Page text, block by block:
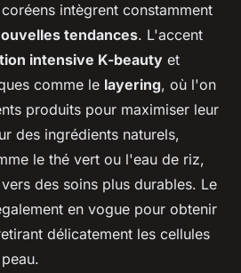
intègrent constamment
tendances. L'accent
intensive K-beauty et
comme le layering, où l'on
produits pour maximiser leur
des ingrédients naturels,
le thé vert ou l'eau de riz,
des soins plus durables. Le
en vogue pour obtenir
délicatement les cellules